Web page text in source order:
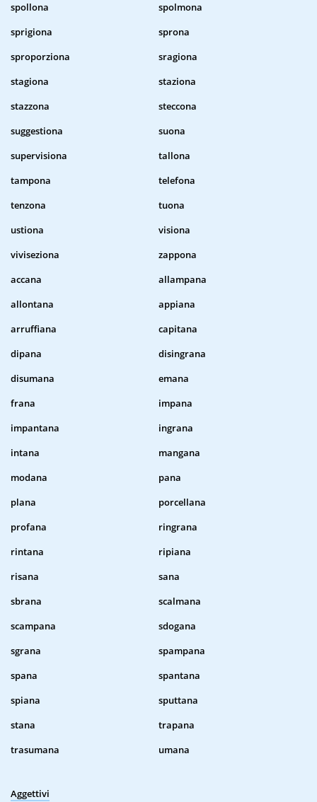
spollona
spolmona
sprigiona
sprona
sproporziona
sragiona
stagiona
staziona
stazzona
steccona
suggestiona
suona
supervisiona
tallona
tampona
telefona
tenzona
tuona
ustiona
visiona
viviseziona
zappona
accana
allampana
allontana
appiana
arruffiana
capitana
dipana
disingrana
disumana
emana
frana
impana
impantana
ingrana
intana
mangana
modana
pana
plana
porcellana
profana
ringrana
rintana
ripiana
risana
sana
sbrana
scalmana
scampana
sdogana
sgrana
spampana
spana
spantana
spiana
sputtana
stana
trapana
trasumana
umana
Aggettivi